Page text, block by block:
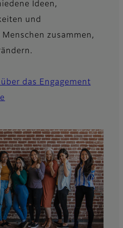
Ideen,
und
zusammen,
das Engagement